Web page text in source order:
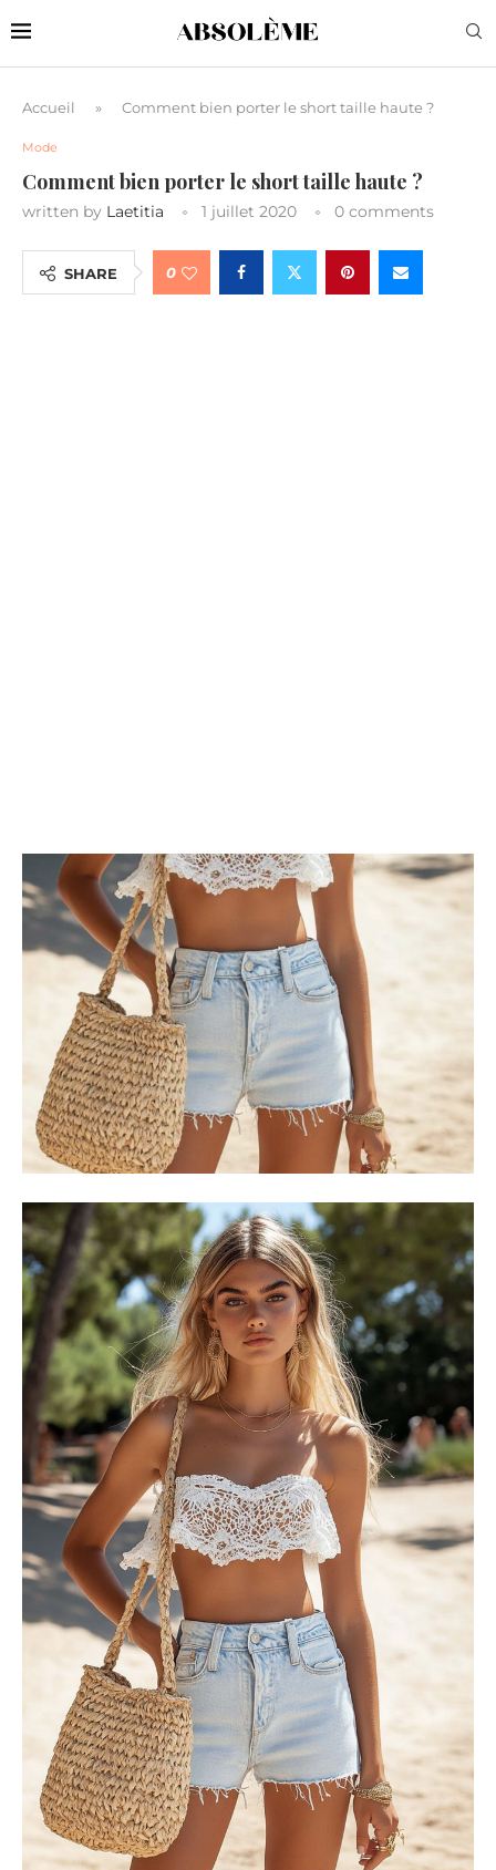
Accueil » Comment bien porter le short taille haute ?
Mode
Comment bien porter le short taille haute ?
written by Laetitia 1 juillet 2020 0 comments
SHARE 0